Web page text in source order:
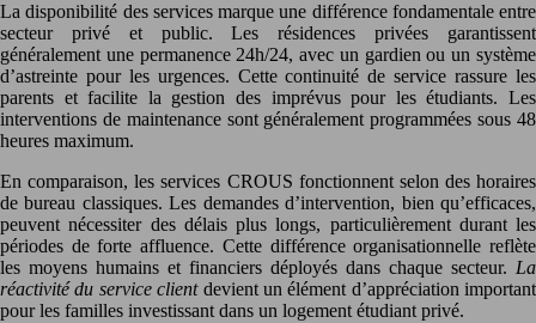
La disponibilité des services marque une différence fondamentale entre
secteur privé et public. Les résidences privées garantissent
généralement une permanence 24h/24, avec un gardien ou un système
d’astreinte pour les urgences. Cette continuité de service rassure les
parents et facilite la gestion des imprévus pour les étudiants. Les
interventions de maintenance sont généralement programmées sous 48
heures maximum.
En comparaison, les services CROUS fonctionnent selon des horaires
de bureau classiques. Les demandes d’intervention, bien qu’efficaces,
peuvent nécessiter des délais plus longs, particulièrement durant les
périodes de forte affluence. Cette différence organisationnelle reflète
les moyens humains et financiers déployés dans chaque secteur. La
réactivité du service client devient un élément d’appréciation important
pour les familles investissant dans un logement étudiant privé.